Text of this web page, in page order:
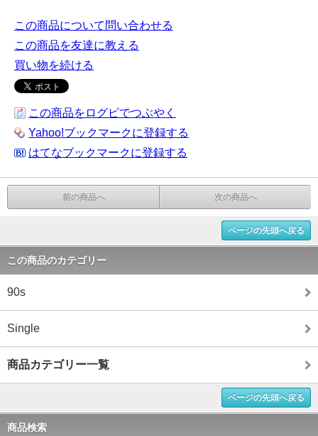
この商品について問い合わせる
この商品を友達に教える
買い物を続ける
この商品をログピでつぶやく
Yahoo!ブックマークに登録する
はてなブックマークに登録する
前の商品へ 次の商品へ
ページの先頭へ戻る
この商品のカテゴリー
90s
Single
商品カテゴリー一覧
ページの先頭へ戻る
商品検索